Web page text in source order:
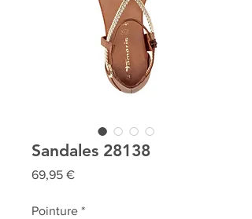
Sandales 28138
69,95 €Prix
Pointure *